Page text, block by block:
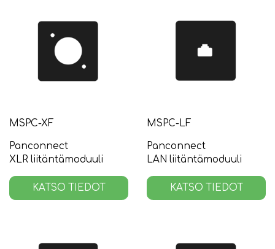
MSPC-XF
Panconnect
XLR liitäntämoduuli
KATSO TIEDOT
MSPC-LF
Panconnect
LAN liitäntämoduuli
KATSO TIEDOT